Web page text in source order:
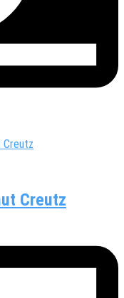
Creutz
Creutz